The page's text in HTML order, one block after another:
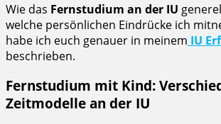
Wie das Fernstudium an der IU
welche persönlichen Eindrücke ich
habe ich euch genauer in meinem IU
beschrieben.
Fernstudium mit Kind:
Zeitmodelle an der IU